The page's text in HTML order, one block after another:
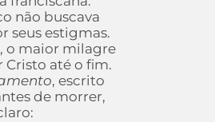
não buscava
seus estigmas.
o maior milagre
Cristo até o fim.
, escrito
de morrer,